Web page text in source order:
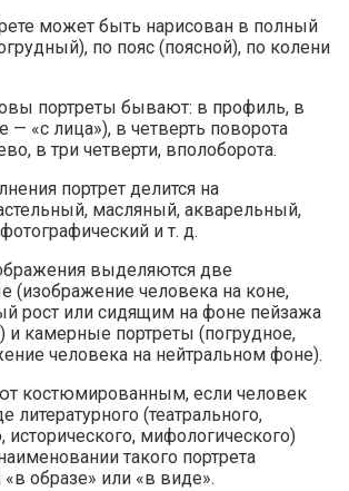
может быть нарисован в полный
по пояс (поясной), по колени
портреты бывают: в профиль, в
— «с лица»), в четверть поворота
в три четверти, вполоборота.
портрет делится на
масляный, акварельный,
и т. д.
выделяются две
(изображение человека на коне,
рост или сидящим на фоне пейзажа
и камерные портреты (погрудное,
человека на нейтральном фоне).
костюмированным, если человек
литературного (театрального,
исторического, мифологического)
такого портрета
образе» или «в виде».